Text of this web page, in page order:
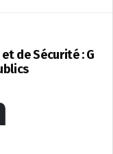
de Sécurité : G